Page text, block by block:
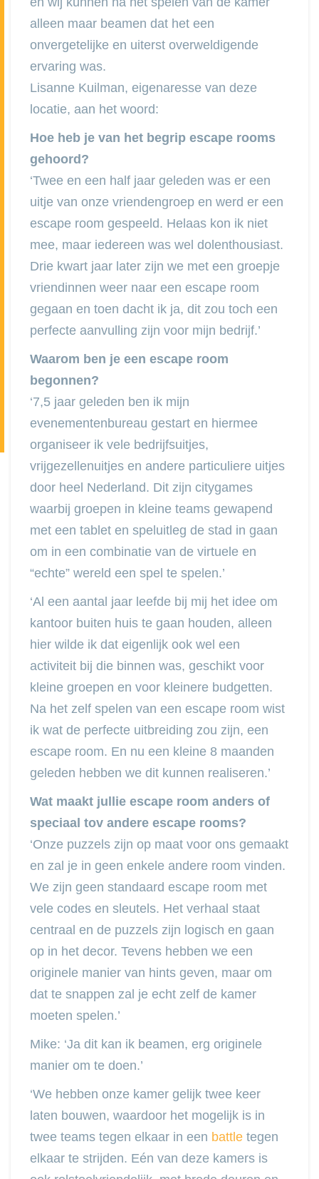
alleen maar beamen dat het een
onvergetelijke en uiterst overweldigende
ervaring was.
Lisanne Kuilman, eigenaresse van deze
locatie, aan het woord:
Hoe heb je van het begrip escape rooms
gehoord?
‘Twee en een half jaar geleden was er een
uitje van onze vriendengroep en werd er een
escape room gespeeld. Helaas kon ik niet
mee, maar iedereen was wel dolenthousiast.
Drie kwart jaar later zijn we met een groepje
vriendinnen weer naar een escape room
gegaan en toen dacht ik ja, dit zou toch een
perfecte aanvulling zijn voor mijn bedrijf.’
Waarom ben je een escape room
begonnen?
‘7,5 jaar geleden ben ik mijn
evenementenbureau gestart en hiermee
organiseer ik vele bedrijfsuitjes,
vrijgezellenuitjes en andere particuliere uitjes
door heel Nederland. Dit zijn citygames
waarbij groepen in kleine teams gewapend
met een tablet en speluitleg de stad in gaan
om in een combinatie van de virtuele en
“echte” wereld een spel te spelen.’
‘Al een aantal jaar leefde bij mij het idee om
kantoor buiten huis te gaan houden, alleen
hier wilde ik dat eigenlijk ook wel een
activiteit bij die binnen was, geschikt voor
kleine groepen en voor kleinere budgetten.
Na het zelf spelen van een escape room wist
ik wat de perfecte uitbreiding zou zijn, een
escape room. En nu een kleine 8 maanden
geleden hebben we dit kunnen realiseren.’
Wat maakt jullie escape room anders of
speciaal tov andere escape rooms?
‘Onze puzzels zijn op maat voor ons gemaakt
en zal je in geen enkele andere room vinden.
We zijn geen standaard escape room met
vele codes en sleutels. Het verhaal staat
centraal en de puzzels zijn logisch en gaan
op in het decor. Tevens hebben we een
originele manier van hints geven, maar om
dat te snappen zal je echt zelf de kamer
moeten spelen.’
Mike: ‘Ja dit kan ik beamen, erg originele
manier om te doen.’
‘We hebben onze kamer gelijk twee keer
laten bouwen, waardoor het mogelijk is in
twee teams tegen elkaar in een battle tegen
elkaar te strijden. Eén van deze kamers is